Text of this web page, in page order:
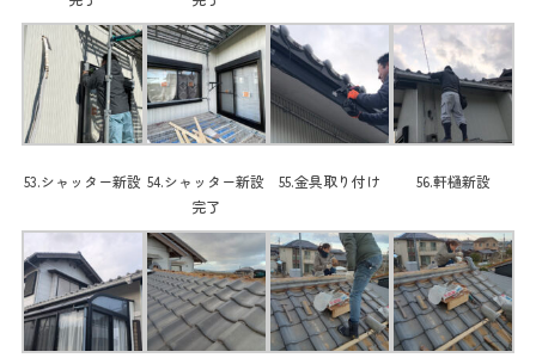
53.シャッター新設 54.シャッター新設
完了
55.金具取り付け 56.軒樋新設